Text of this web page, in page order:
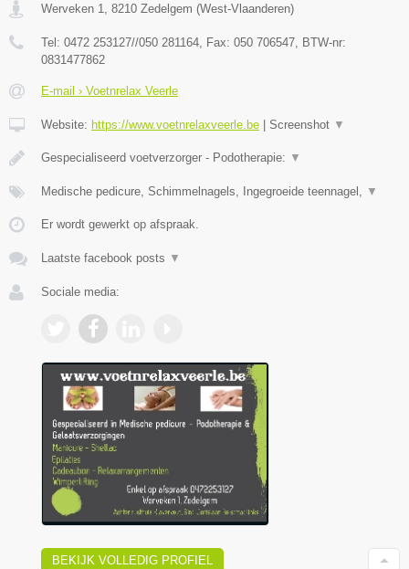
Werveken 1 8210 Zedelgem (West-Vlaanderen)
Tel: 0472 253127//050 281164 , Fax: 050 706547 , BTW-nr:
0831477862
E-mail › Voetnrelax Veerle
Website: https://www.voetnrelaxveerle.be | Screenshot ▼
Gespecialiseerd voetverzorger - Podotherapie: ▼
Medische pedicure, Schimmelnagels, Ingegroeide teennagel, ▼
Er wordt gewerkt op afspraak.
Laatste facebook posts ▼
Sociale media:
BEKIJK VOLLEDIG PROFIEL